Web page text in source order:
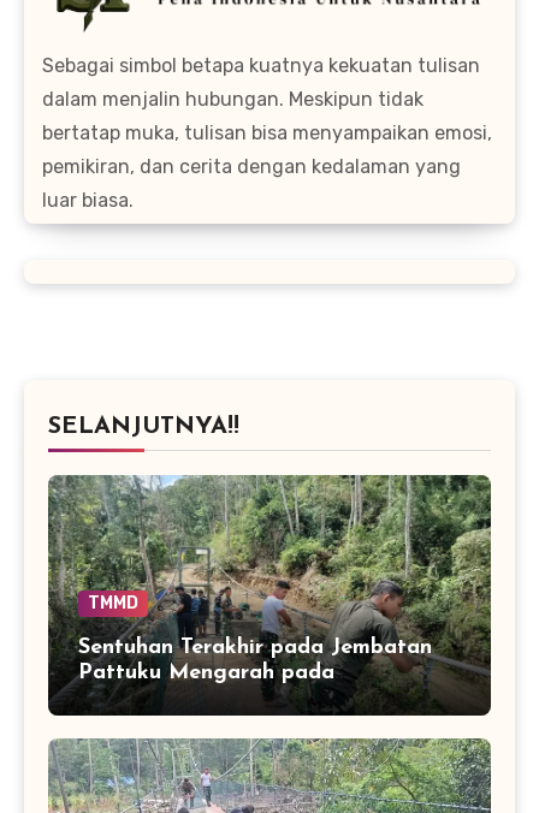
Sebagai simbol betapa kuatnya kekuatan tulisan
dalam menjalin hubungan. Meskipun tidak
bertatap muka, tulisan bisa menyampaikan emosi,
pemikiran, dan cerita dengan kedalaman yang
luar biasa.
SELANJUTNYA!!
TMMD
Sentuhan Terakhir pada Jembatan
Pattuku Mengarah pada
Kenyamanan Pengguna